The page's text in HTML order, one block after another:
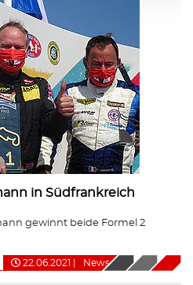
in Südfrankreich
gewinnt beide Formel 2
22.06.2021 News